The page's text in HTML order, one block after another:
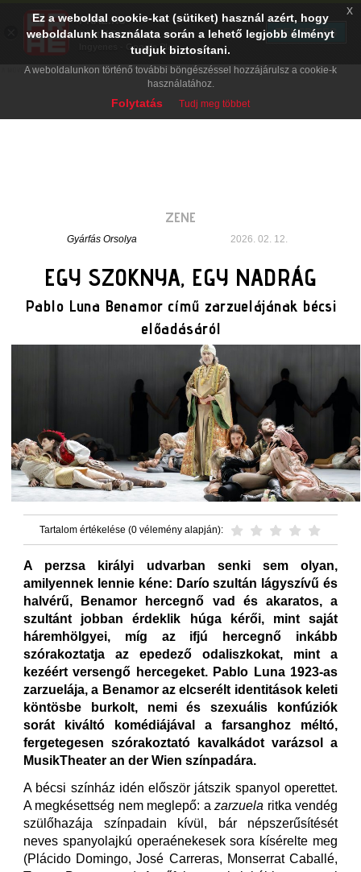
ZENE
Gyárfás Orsolya 2026. 02. 12.
EGY SZOKNYA, EGY NADRÁG
Pablo Luna Benamor című zarzuelájának bécsi
előadásáról
Tartalom értékelése (0 vélemény alapján):
A perzsa királyi udvarban senki sem olyan,
amilyennek lennie kéne: Darío szultán lágyszívű és
halvérű, Benamor hercegnő vad és akaratos, a
szultánt jobban érdeklik húga kérői, mint saját
háremhölgyei, míg az ifjú hercegnő inkább
szórakoztatja az epedező odaliszkokat, mint a
kezéért versengő hercegeket. Pablo Luna 1923-as
zarzuelája, a Benamor az elcserélt identitások keleti
köntösbe burkolt, nemi és szexuális konfúziók
sorát kiváltó komédiájával a farsanghoz méltó,
fergetegesen szórakoztató kavalkádot varázsol a
MusikTheater an der Wien színpadára.
A bécsi színház idén először játszik spanyol operettet.
A megkésettség nem meglepő: azarzuela ritka vendég
szülőhazája színpadain kívül, bár népszerűsítését
neves spanyolajkú operaénekesek sora kísérelte meg
(Plácido Domingo, José Carreras, Monserrat Caballé,
Ez a weboldal cookie-kat (sütiket) használ azért, hogy
weboldalunk használata során a lehető legjobb élményt
tudjuk biztosítani.
A weboldalunkon történő további böngészéssel hozzájárulsz a cookie-k
használatához.
Folytatás Tudj meg többet
x
PRAE.HU
Digital Evolution
Ingyenes - Google Play
TELEPÍTÉS